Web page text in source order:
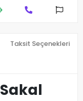
Taksit Seçenekleri